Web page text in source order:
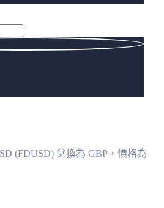
(FDUSD) 兌換為 GBP，價格為